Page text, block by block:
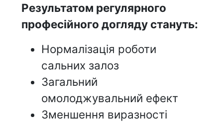
Результатом регулярного
професійного догляду стануть:
Нормалізація роботи
сальних залоз
Загальний
омолоджувальний ефект
Зменшення виразності